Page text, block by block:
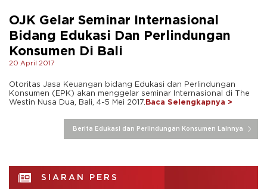
OJK Gelar Seminar Internasional
Bidang Edukasi Dan Perlindungan
Konsumen Di Bali
20 April 2017
Otoritas Jasa Keuangan bidang Edukasi dan Perlindungan
Konsumen (EPK) akan menggelar seminar Internasional di The
Westin Nusa Dua, Bali, 4-5 Mei 2017. Baca Selengkapnya >
Berita Edukasi dan Perlindungan Konsumen Lainnya
SIARAN PERS